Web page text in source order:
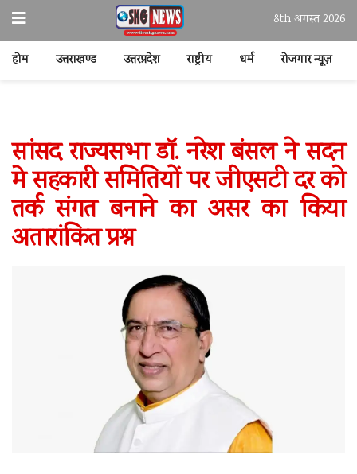
8th अगस्त 2026
होम उत्तराखण्ड उत्तरप्रदेश राष्ट्रीय धर्म रोजगार न्यूज़
सांसद राज्यसभा डॉ. नरेश बंसल ने सदन
मे सहकारी समितियों पर जीएसटी दर को
तर्क संगत बनाने का असर का किया
अतारांकित प्रश्न